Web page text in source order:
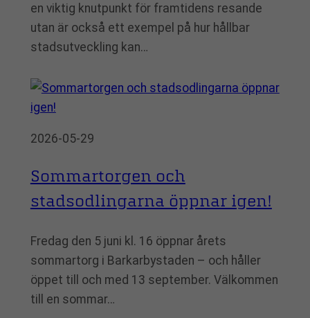
en viktig knutpunkt för framtidens resande
utan är också ett exempel på hur hållbar
stadsutveckling kan…
2026-05-29
Sommartorgen och
stadsodlingarna öppnar igen!
Fredag den 5 juni kl. 16 öppnar årets
sommartorg i Barkarbystaden – och håller
öppet till och med 13 september. Välkommen
till en sommar…